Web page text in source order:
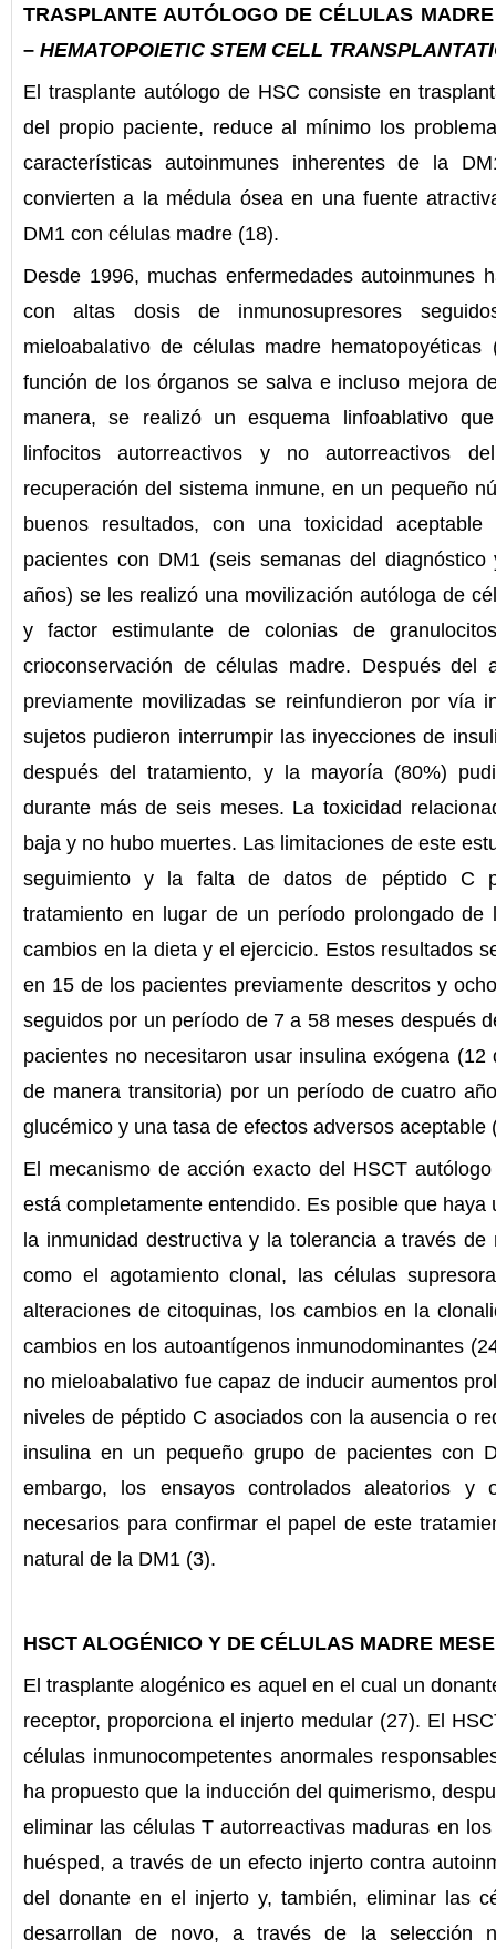
TRASPLANTE AUTÓLOGO DE CÉLULAS
– HEMATOPOIETIC STEM CELL
El trasplante autólogo de HSC consiste en
del propio paciente, reduce al mínimo los
características autoinmunes inherentes de la
convierten a la médula ósea en una fuente
DM1 con células madre (18).
Desde 1996, muchas enfermedades autoinmunes
con altas dosis de inmunosupresores
mieloabalativo de células madre
función de los órganos se salva e incluso mejora
manera, se realizó un esquema linfoablativo
linfocitos autorreactivos y no autorreactivos
recuperación del sistema inmune, en un pequeño
buenos resultados, con una toxicidad
pacientes con DM1 (seis semanas del
años) se les realizó una movilización autóloga de
y factor estimulante de colonias de
crioconservación de células madre. Después del
previamente movilizadas se reinfundieron por vía
sujetos pudieron interrumpir las inyecciones de
después del tratamiento, y la mayoría (80%)
durante más de seis meses. La toxicidad
baja y no hubo muertes. Las limitaciones de este
seguimiento y la falta de datos de péptido C
tratamiento en lugar de un período prolongado
cambios en la dieta y el ejercicio. Estos resultados
en 15 de los pacientes previamente descritos y
seguidos por un período de 7 a 58 meses después
pacientes no necesitaron usar insulina exógena
de manera transitoria) por un período de cuatro
glucémico y una tasa de efectos adversos aceptable
El mecanismo de acción exacto del HSCT
está completamente entendido. Es posible que
la inmunidad destructiva y la tolerancia a través de
como el agotamiento clonal, las células
alteraciones de citoquinas, los cambios en la
cambios en los autoantígenos inmunodominantes
no mieloabalativo fue capaz de inducir aumentos
niveles de péptido C asociados con la ausencia o
insulina en un pequeño grupo de pacientes con
embargo, los ensayos controlados aleatorios y
necesarios para confirmar el papel de este
natural de la DM1 (3).
HSCT ALOGÉNICO Y DE CÉLULAS MADRE
El trasplante alogénico es aquel en el cual un
receptor, proporciona el injerto medular (27). El
células inmunocompetentes anormales
ha propuesto que la inducción del quimerismo,
eliminar las células T autorreactivas maduras en
huésped, a través de un efecto injerto contra
del donante en el injerto y, también, eliminar las
desarrollan de novo, a través de la selección